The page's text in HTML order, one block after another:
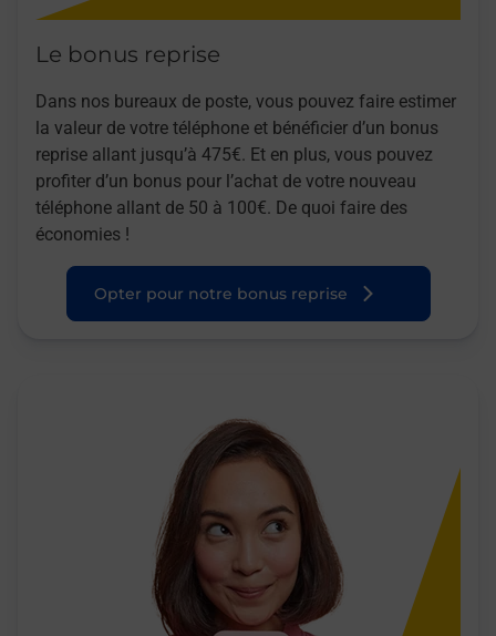
Le bonus reprise
Dans nos bureaux de poste, vous pouvez faire estimer
la valeur de votre téléphone et bénéficier d’un bonus
reprise allant jusqu’à 475€. Et en plus, vous pouvez
profiter d’un bonus pour l’achat de votre nouveau
téléphone allant de 50 à 100€. De quoi faire des
économies !
Opter pour notre bonus reprise